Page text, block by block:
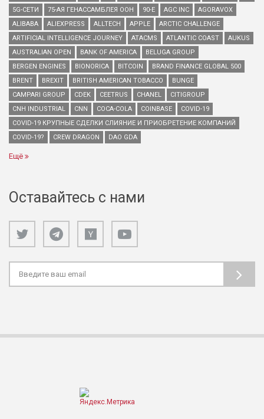
5G-СЕТИ
75-АЯ ГЕНАССАМБЛЕЯ ООН 90-Е AGC INC
AGORAVOX
ALIBABA
ALIEXPRESS ALLTECH APPLE
ARCTIC CHALLENGE
ARTIFICIAL INTELLIGENCE JOURNEY
ATACMS ATLANTIC COAST
AUKUS
AUSTRALIAN OPEN
BANK OF AMERICA
BELUGA GROUP
BERGEN ENGINES
BIONORICA BITCOIN
BRAND FINANCE GLOBAL 500
BRENT
BREXIT BRITISH AMERICAN TOBACCO
BUNGE
CAMPARI GROUP
CDEK CEETRUS CHANEL
CITIGROUP
CNH INDUSTRIAL
CNN COCA-COLA COINBASE
COVID-19
COVID-19 КРУПНЫЕ СДЕЛКИ СЛИЯНИЕ И ПРИОБРЕТЕНИЕ КОМПАНИЙ
COVID-19?
CREW DRAGON DAO GDA
Ещё
Оставайтесь с нами